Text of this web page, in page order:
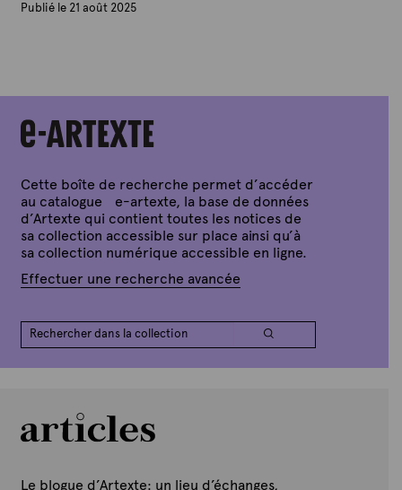
Publié le 21 août 2025
e
x
e
Cette boîte de recherche permet d’accéder
au catalogue e-artexte, la base de données
d’Artexte qui contient toutes les notices de
sa collection accessible sur place ainsi qu’à
sa collection numérique accessible en ligne.
Effectuer une recherche avancée
Le blogue d’Artexte: un lieu d’échanges,